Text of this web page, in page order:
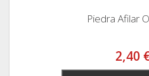
Piedra Afilar
2,40